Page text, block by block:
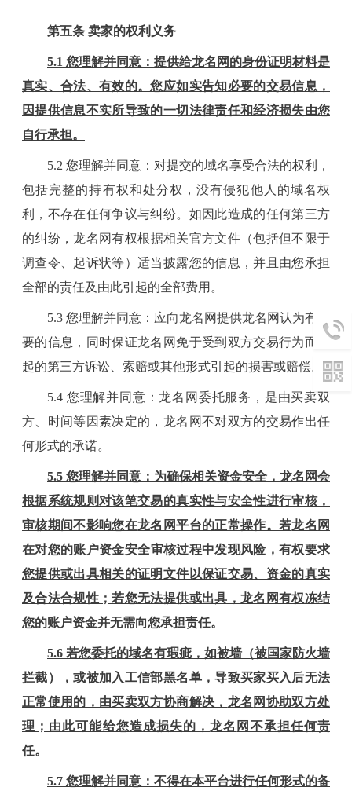
第五条 卖家的权利义务
5.1 您理解并同意：提供给龙名 网的身份证明材料是
真实、合法、有效的。您应如实告知必要的交易信息，
因提供信息不实所导致的一切法律责任和经济损失由您
自行承担。
5.2 您理解并同意：对提交的域名享受合法的权利，
包括完整的持有权和处分权，没有侵犯他人的域名权
利，不存在任何争议与纠纷。如因此造成的任何第三方
的纠纷，龙名 网有权根据相关官方文件（包括但不限于
调查令 、起诉状等）适当披露您的信息，并且由您承担
全部的责任及由此引起的全部费用。
5.3 您理解并同意：应向龙名 网提供龙名 网认为有必
要的信息，同时保证龙名 网免于受到双方交易行为而引
起的第三方诉讼、索赔或其他形式引起的损害或赔偿。
5.4 您理解并同意：龙名 网委托服务，是由买卖双
方、时间等因素决定的， 龙名 网不对双方的交易作出任
何形式的承诺。
5.5 您理解并同意：为确保相关资金安全， 龙名网会
根据系统规则对该笔交易的真实性与安全性进行审核，
审核期间不影响您在龙名 网平台的正常操作。若龙名 网
在对您的账户资金安全审核过程中发现风险，有权要求
您提供或出具相关的证明文件以保证交易、资金的真实
及合法合规性；若您无法提供或出具， 龙名 网有权冻结
您的账户资金并无需向您承担责任。
5.6 若您委托的域名有瑕疵，如被墙（被国家防火墙
拦截），或被加入工信部黑名单，导致买家买入后无法
正常使用的，由买卖双方协商解决， 龙名 网协助双方处
理；由此可能给您造成损失的，龙名 网不承担任何责
任。
5.7 您理解并同意：不得在本平台进行任何形式的备